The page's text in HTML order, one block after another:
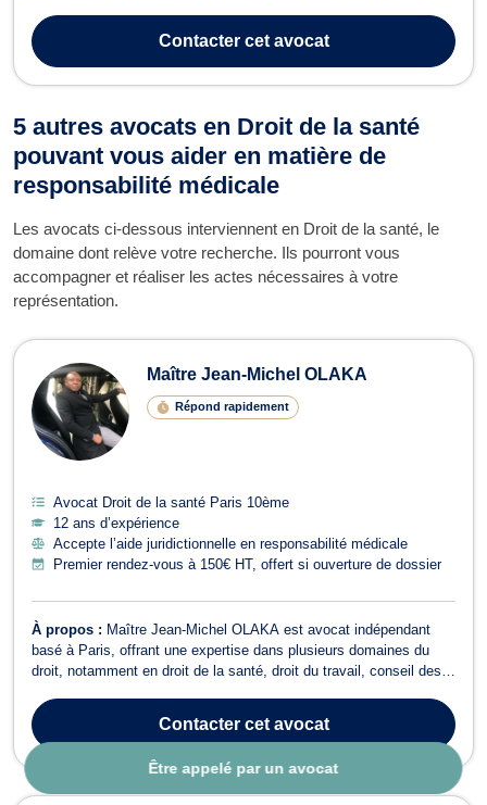
Être appelé par un avocat
l'éducation. Il collabore également - depuis son inscription au
barreau ...
Contactercet avocat
5 autres avocats en Droit de la santé
pouvant vous aider en matière de
responsabilité médicale
Les avocats ci-dessous interviennent en Droit de la santé, le
domaine dont relève votre recherche. Ils pourront vous
accompagner et réaliser les actes nécessaires à votre
représentation.
Maître Jean-Michel OLAKA
Répond rapidement
Avocat Droit de la santé Paris 10ème
12 ans d’expérience
Accepte l’aide juridictionnelle en responsabilité médicale
Premier rendez-vous à 150€ HT, offert si ouverture de dossier
À propos : Maître Jean-Michel OLAKA est avocat indépendant
basé à Paris, offrant une expertise dans plusieurs domaines du
droit, notamment en droit de la santé, droit du travail, conseil des
indemnisation des victimes, ainsi qu'en droit social. Reconnu pour
sa fiabilité et...
Contactercet avocat